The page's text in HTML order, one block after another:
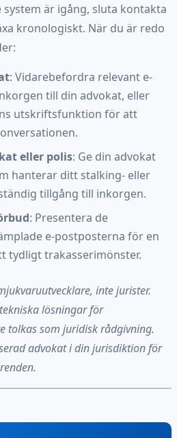
är igång, sluta kontakta
kronologiskt. När du är redo
: Vidarebefordra relevant e-
till din advokat, eller
utskriftsfunktion för att
eller polis: Ge din advokat
hanterar ditt stalking- eller
tillgång till inkorgen.
: Presentera de
e-postposterna för en
tydligt trakasserimönster.
inte jurister.
lösningar för
tolkas som juridisk rådgivning.
advokat i din jurisdiktion för